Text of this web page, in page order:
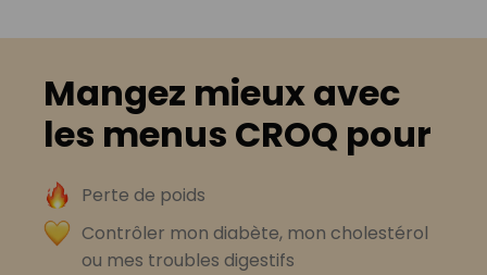
Mangez mieux avec
les menus CROQ pour
Perte de poids
Contrôler mon diabète, mon cholestérol
ou mes troubles digestifs